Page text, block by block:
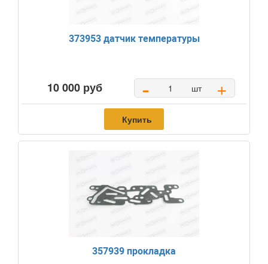
373953 датчик температуры
10 000 руб - шт +
Купить
357939 прокладка